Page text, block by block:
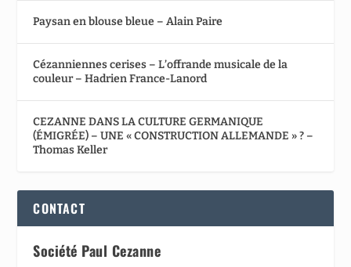
Paysan en blouse bleue – Alain Paire
Cézanniennes cerises – L’offrande musicale de la
couleur – Hadrien France-Lanord
CEZANNE DANS LA CULTURE GERMANIQUE
(ÉMIGRÉE) – UNE « CONSTRUCTION ALLEMANDE » ? –
Thomas Keller
CONTACT
Société Paul Cezanne